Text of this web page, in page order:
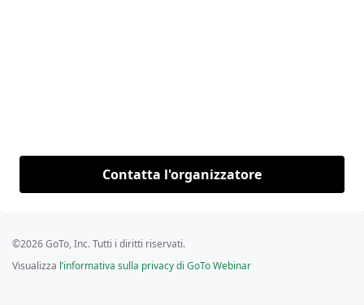
Contatta l'organizzatore
©2026 GoTo, Inc. Tutti i diritti riservati.
Visualizza l’informativa sulla privacy di GoTo Webinar